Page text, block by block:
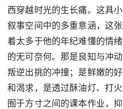
西穿越时光的生长痛。这具
叙事空间中的多重意涵，这
着太多于他的年纪难懂的情
的无可奈何。那是良知与冲
叛逆出挑的冲撞；是鲜嫩的
和渴求，是透过酥油灯、打
囿于方寸之间的课本作业，